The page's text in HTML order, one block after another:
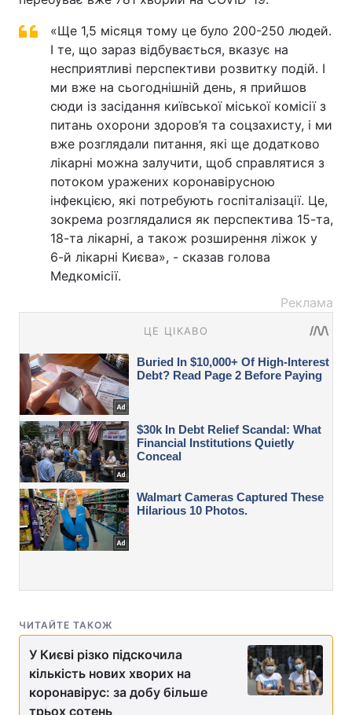
«Ще 1,5 місяця тому це було 200-250 людей.
І те, що зараз відбувається, вказує на
несприятливі перспективи розвитку подій. І
ми вже на сьогоднішній день, я прийшов
сюди із засідання київської міської комісії з
питань охорони здоров’я та соцзахисту, і ми
вже розглядали питання, які ще додатково
лікарні можна залучити, щоб справлятися з
потоком уражених коронавірусною
інфекцією, які потребують госпіталізації. Це,
зокрема розглядалися як перспектива 15-та,
18-та лікарні, а також розширення ліжок у
6-й лікарні Києва», - сказав голова
Медкомісії.
Реклама
ЧИТАЙТЕ ТАКОЖ
У Києві різко підскочила
кількість нових хворих на
коронавірус: за добу більше
трьох сотень